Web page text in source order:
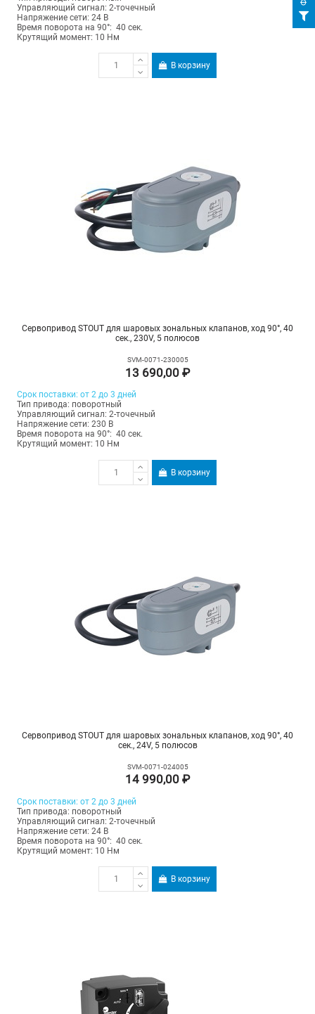
Управляющий сигнал: 2-точечный
Напряжение сети: 24 В
Время поворота на 90°: 40 сек.
Крутящий момент: 10 Нм
В корзину
Сервопривод STOUT для шаровых зональных клапанов, ход 90°, 40
сек., 230V, 5 полюсов
SVM-0071-230005
13 690,00 ₽
Срок поставки: от 2 до 3 дней
Тип привода: поворотный
Управляющий сигнал: 2-точечный
Напряжение сети: 230 В
Время поворота на 90°: 40 сек.
Крутящий момент: 10 Нм
В корзину
Сервопривод STOUT для шаровых зональных клапанов, ход 90°, 40
сек., 24V, 5 полюсов
SVM-0071-024005
14 990,00 ₽
Срок поставки: от 2 до 3 дней
Тип привода: поворотный
Управляющий сигнал: 2-точечный
Напряжение сети: 24 В
Время поворота на 90°: 40 сек.
Крутящий момент: 10 Нм
В корзину